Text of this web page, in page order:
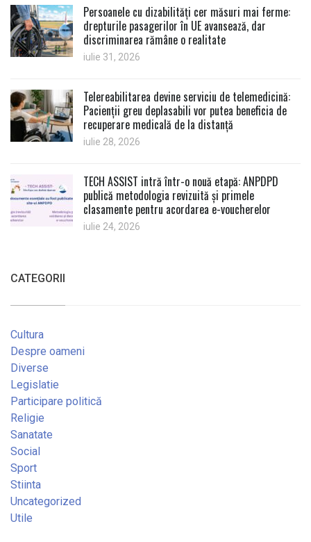
Persoanele cu dizabilități cer măsuri mai ferme:
drepturile pasagerilor în UE avansează, dar
discriminarea rămâne o realitate
iulie 31, 2026
Telereabilitarea devine serviciu de telemedicină:
Pacienții greu deplasabili vor putea beneficia de
recuperare medicală de la distanță
iulie 28, 2026
TECH ASSIST intră într-o nouă etapă: ANPDPD
publică metodologia revizuită și primele
clasamente pentru acordarea e-voucherelor
iulie 24, 2026
CATEGORII
Cultura
Despre oameni
Diverse
Legislatie
Participare politică
Religie
Sanatate
Social
Sport
Stiinta
Uncategorized
Utile